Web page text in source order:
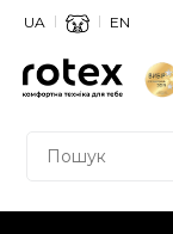
UA EN